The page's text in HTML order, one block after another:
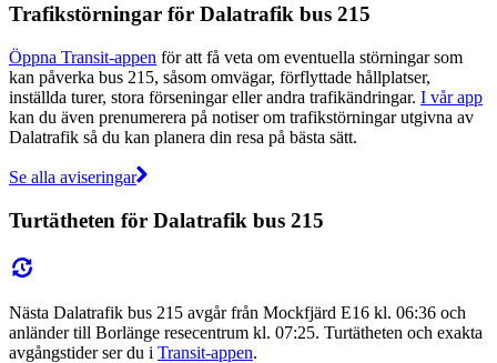
Trafikstörningar för Dalatrafik bus 215
Öppna Transit-appen för att få veta om eventuella störningar som
kan påverka bus 215, såsom omvägar, förflyttade hållplatser,
inställda turer, stora förseningar eller andra trafikändringar. I vår app
kan du även prenumerera på notiser om trafikstörningar utgivna av
Dalatrafik så du kan planera din resa på bästa sätt.
Se alla aviseringar
Turtätheten för Dalatrafik bus 215
Nästa Dalatrafik bus 215 avgår från Mockfjärd E16 kl. 06:36 och
anländer till Borlänge resecentrum kl. 07:25. Turtätheten och exakta
avgångstider ser du i Transit-appen.